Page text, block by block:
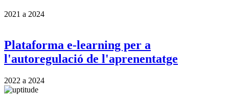
2021 a 2024
Plataforma e-learning per a
l'autoregulació de l'aprenentatge
2022 a 2024